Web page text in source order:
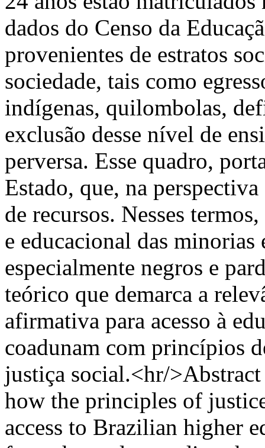
dados do Censo da
provenientes de estratos
sociedade, tais como
indígenas, quilombolas,
exclusão desse nível de
perversa. Esse quadro,
Estado, que, na
de recursos. Nesses
e educacional das
especialmente negros e
teórico que demarca a
afirmativa para acesso à
coadunam com princípios
justiça social.<hr/
how the principles of
access to Brazilian higher